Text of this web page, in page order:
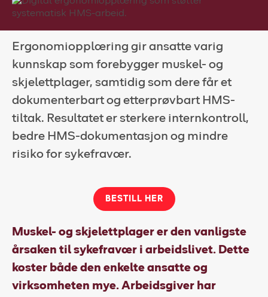
Falck Globalt
Kundeportal
HMS-verktøy
Kontakt oss
Kundeportal
Ergonomiopplæring gir ansatte varig
kunnskap som forebygger muskel- og
skjelettplager, samtidig som dere får et
dokumenterbart og etterprøvbart HMS-
tiltak. Resultatet er sterkere internkontroll,
bedre HMS-dokumentasjon og mindre
risiko for sykefravær.
BESTILL HER
Muskel- og skjelettplager er den vanligste
årsaken til sykefravær i arbeidslivet. Dette
koster både den enkelte ansatte og
virksomheten mye. Arbeidsgiver har